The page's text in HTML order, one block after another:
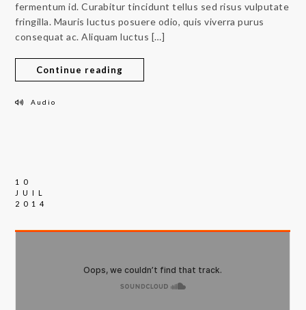
fermentum id. Curabitur tincidunt tellus sed risus vulputate
fringilla. Mauris luctus posuere odio, quis viverra purus
consequat ac. Aliquam luctus […]
Continue reading
Audio
10
JUIL
2014